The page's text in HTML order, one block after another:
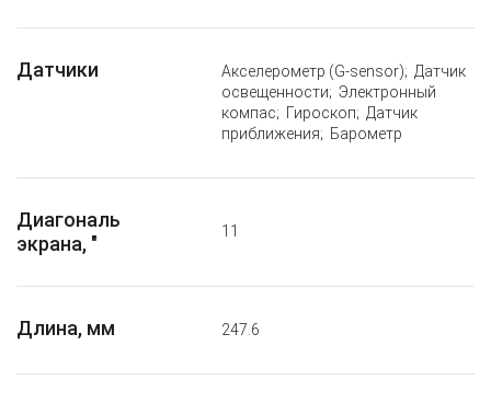
Датчики
Акселерометр (G-sensor); Датчик
освещенности; Электронный
компас; Гироскоп; Датчик
приближения; Барометр
Диагональ
экрана, "
11
Длина, мм 247.6